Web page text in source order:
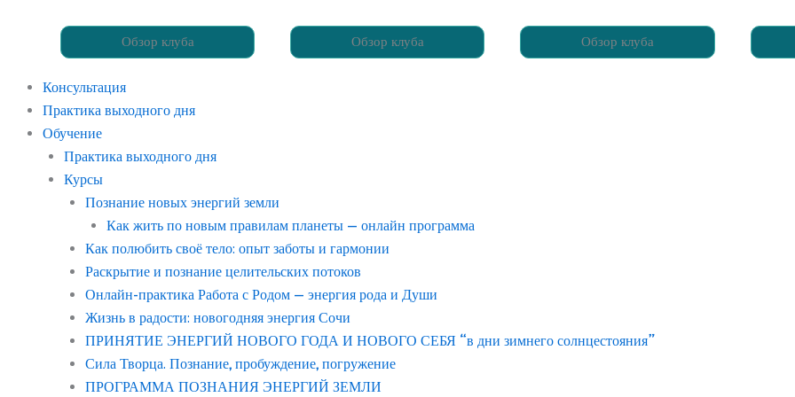
Обзор клуба Обзор клуба Обзор клуба
Консультация
Практика выходного дня
Обучение
Практика выходного дня
Курсы
Познание новых энергий земли
Как жить по новым правилам планеты — онлайн программа
Как полюбить своё тело: опыт заботы и гармонии
Раскрытие и познание целительских потоков
Онлайн-практика Работа с Родом — энергия рода и Души
Жизнь в радости: новогодняя энергия Сочи
ПРИНЯТИЕ ЭНЕРГИЙ НОВОГО ГОДА И НОВОГО СЕБЯ “в дни зимнего солнцестояния”
Сила Творца. Познание, пробуждение, погружение
ПРОГРАММА ПОЗНАНИЯ ЭНЕРГИЙ ЗЕМЛИ